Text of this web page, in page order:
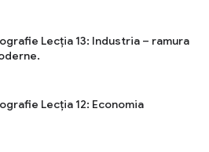
Lecția 13: Industria – ramura
Lecția 12: Economia